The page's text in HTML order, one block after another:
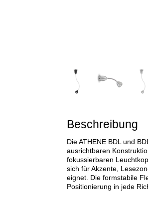
Beschreibung
Die ATHENE BDL und
ausrichtbaren
fokussierbaren
sich für Akzente,
eignet. Die formstabile
Positionierung in jede